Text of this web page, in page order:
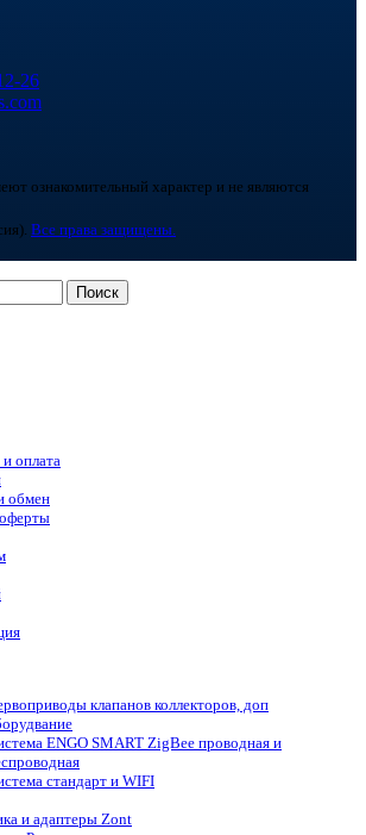
26
ознакомительный характер и не являются
Все права защищены.
Поиск
оплата
обмен
клапанов коллекторов, доп
ENGO SMART ZigBee проводная и
стандарт и WIFI
и адаптеры Zont